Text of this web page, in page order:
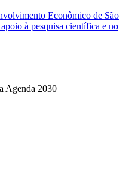
Econômico de São
à pesquisa científica e no
Agenda 2030